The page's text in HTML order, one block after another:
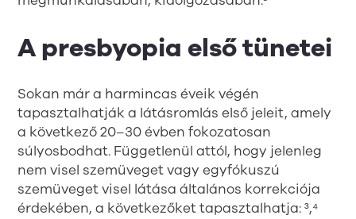
A presbyopia első tünetei
Sokan már a harmincas éveik végén
tapasztalhatják a látásromlás első jeleit, amely
a következő 20–30 évben fokozatosan
súlyosbodhat. Függetlenül attól, hogy jelenleg
nem visel szemüveget vagy egyfókuszú
szemüveget visel látása általános korrekciója
érdekében, a következőket tapasztalhatja: ³,⁴